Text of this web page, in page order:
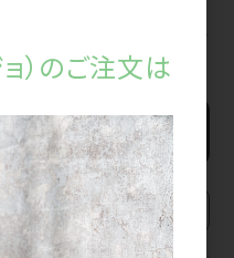
）のご注文は